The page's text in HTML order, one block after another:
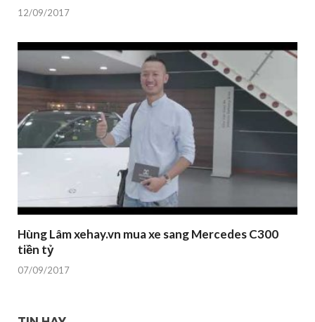
12/09/2017
Hùng Lâm xehay.vn mua xe sang Mercedes C300
tiền tỷ
07/09/2017